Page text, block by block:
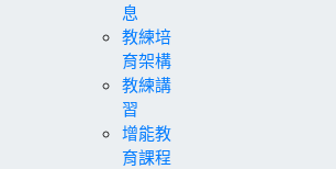
息
教練培
育架構
教練講
習
增能教
育課程